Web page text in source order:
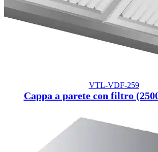
VTL-VDF-259
Cappa a parete con filtro